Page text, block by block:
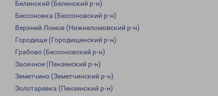
Белинский (Белинский р-н)
Бессоновка (Бессоновский р-н)
Верхний Ломов (Нижнеломовский р-н)
Городище (Городищенский р-н)
Грабово (Бессоновский р-н)
Засечное (Пензенский р-н)
Земетчино (Земетчинский р-н)
Золотаревка (Пензенский р-н)